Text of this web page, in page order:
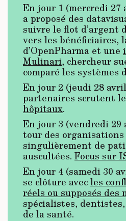
En jour 1 (mercredi 27
a proposé des
suivre le flot d’argent
vers les bénéficiaires,
d’OpenPharma et une
Mulinari, chercheur
comparé les systèmes
En jour 2 (jeudi 28
partenaires scrutent
hôpitaux.
En jour 3 (vendredi 29
tour des organisations
singulièrement de
auscultées. Focus sur
En jour 4 (samedi 30
se clôture avecles
réels ou supposés des
spécialistes,
de la santé.